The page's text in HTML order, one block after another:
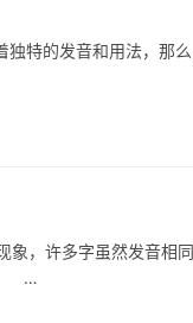
发音和用法，那么
许多字虽然发音相同
。 …